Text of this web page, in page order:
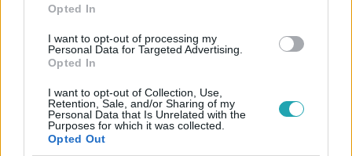
Opted In
I want to opt-out of processing my
Personal Data for Targeted Advertising.
Opted In
I want to opt-out of Collection, Use,
Retention, Sale, and/or Sharing of my
Personal Data that Is Unrelated with the
Purposes for which it was collected.
Opted Out
Reggeli
2022. szeptember 28. 9:36
Rab Kata különleges tortával lepte meg a Reggeli
műsorvezetőit
Rab Katát a Mestercukrászban ismerhették meg a
nézők, ahol a döntőig jutott. A műsor után pedig egy